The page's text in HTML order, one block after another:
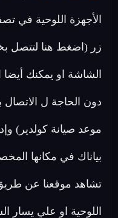
الأجهزة اللوحية في
زر (اضغط هنا لتتصل
الشاشة او يمكنك
دون الحاجة ل
موعد صيانة كولدير)
بياناك في مكانها
تشاهد موقعنا عن
اللوحية او علي يسار